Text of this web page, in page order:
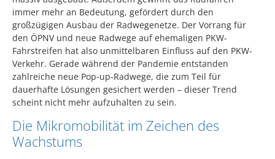
immer mehr an Bedeutung, gefördert durch den
großzügigen Ausbau der Radwegenetze. Der Vorrang für
den ÖPNV und neue Radwege auf ehemaligen PKW-
Fahrstreifen hat also unmittelbaren Einfluss auf den PKW-
Verkehr. Gerade während der Pandemie entstanden
zahlreiche neue Pop-up-Radwege, die zum Teil für
dauerhafte Lösungen gesichert werden – dieser Trend
scheint nicht mehr aufzuhalten zu sein.
Die Mikromobilität im Zeichen des
Wachstums